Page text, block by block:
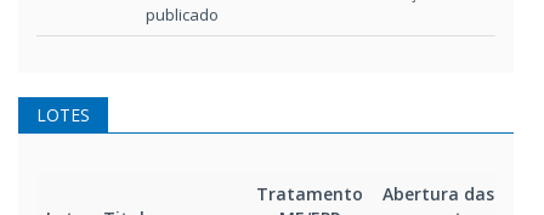
publicado
LOTES
Tratamento
Abertura das